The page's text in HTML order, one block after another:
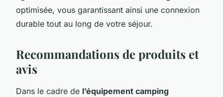
optimisée, vous garantissant ainsi une connexion
durable tout au long de votre séjour.
Recommandations de produits et
avis
Dans le cadre de l’équipement camping